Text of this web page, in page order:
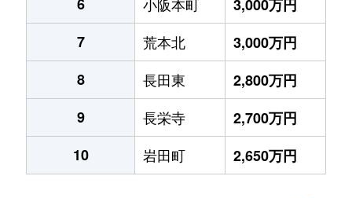
3,000万円
7
荒本北
3,000万円
8
長田東
2,800万円
9
長栄寺
2,700万円
10
岩田町 2,650万円